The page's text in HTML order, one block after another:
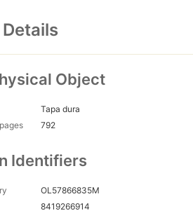
Object
Tapa dura
792
Identifiers
OL57866835M
8419266914